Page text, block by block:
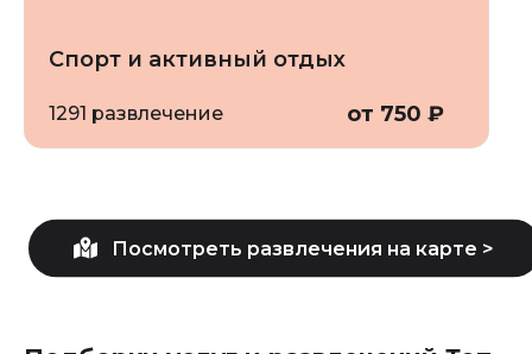
Спорт и активный отдых
1291 развлечение от 750 ₽